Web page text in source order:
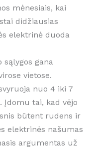
mėnesiais, kai
didžiausias
elektrinė duoda
sąlygos gana
vietose.
nuo 4 iki 7
Įdomu tai, kad vėjo
būtent rudens ir
elektrinės našumas
argumentas už